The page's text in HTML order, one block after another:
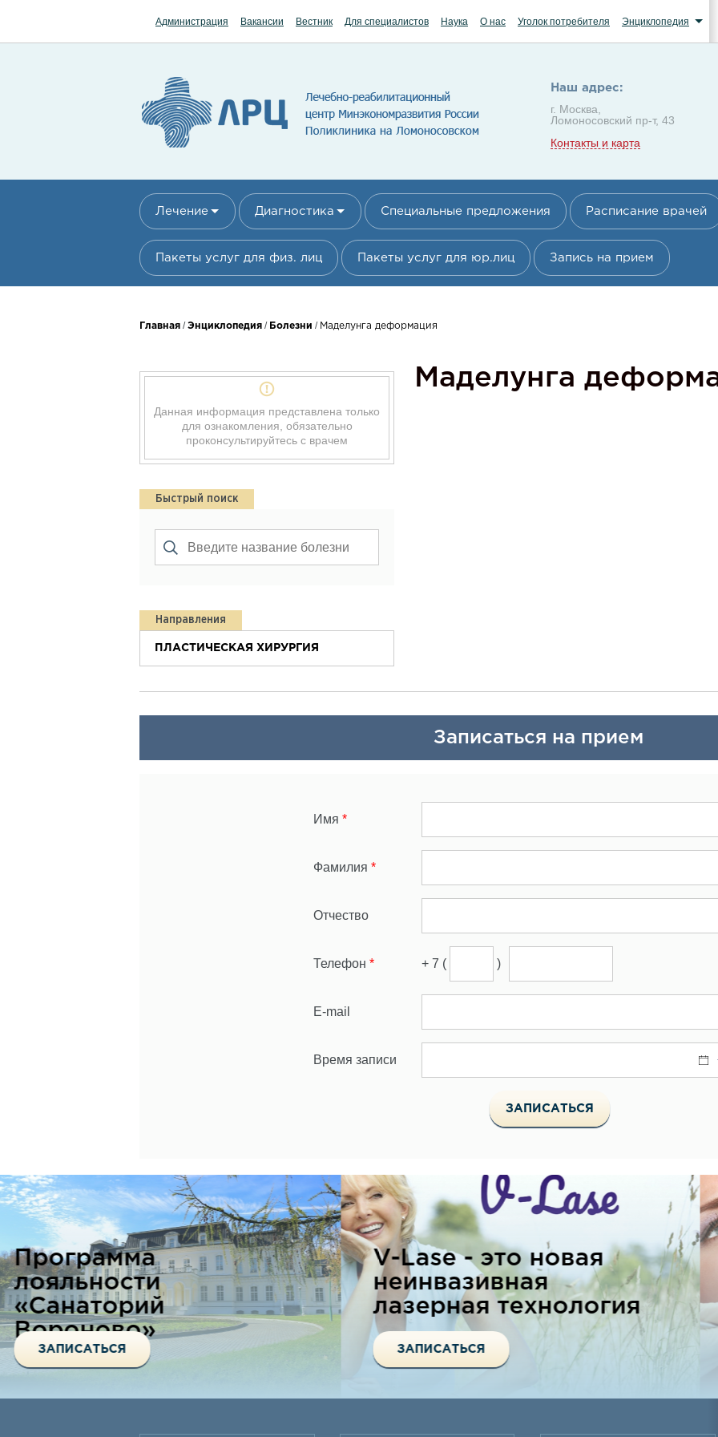
Администрация Вакансии Вестник Для специалистов Наука О нас Уголок потребителя Энциклопедия
Наш адрес:
г. Москва,
Ломоносовский пр-т, 43
Контакты и карта
Лечение Диагностика Специальные предложения Расписание врачей
Пакеты услуг для физ. лиц Пакеты услуг для юр.лиц Запись на прием
Вы здесь
Главная /Энциклопедия / Болезни / Маделунга деформация
Данная информация представлена только
для ознакомления, обязательно
проконсультируйтесь с врачем
Быстрый поиск
Направления
ПЛАСТИЧЕСКАЯ ХИРУРГИЯ
Маделунга
Записаться на прием
Имя *
Фамилия *
Отчество
Телефон * + 7 ( )
E-mail
Время записи
V-Lase - это новая
неинвазивная
лазерная технология
ЗАПИСАТЬСЯ
Акция. Программа
Профессиональная
гигиена полости рта.
ЗАПИСАТЬСЯ